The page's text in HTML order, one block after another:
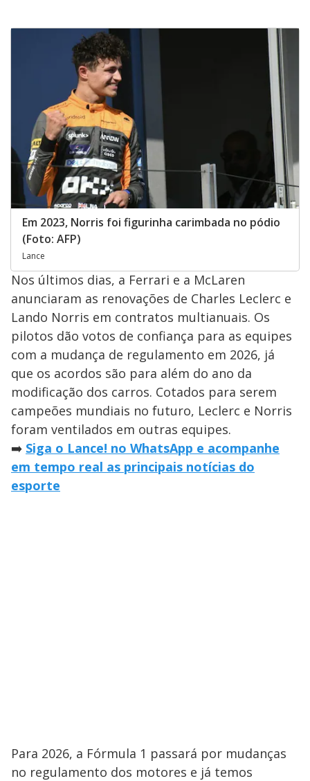
Em 2023, Norris foi figurinha carimbada no pódio
(Foto: AFP)
Lance
Nos últimos dias, a Ferrari e a McLaren
anunciaram as renovações de Charles Leclerc e
Lando Norris em contratos multianuais. Os
pilotos dão votos de confiança para as equipes
com a mudança de regulamento em 2026, já
que os acordos são para além do ano da
modificação dos carros. Cotados para serem
campeões mundiais no futuro, Leclerc e Norris
foram ventilados em outras equipes.
➡️ Siga o Lance! no WhatsApp e acompanhe
em tempo real as principais notícias do
esporte
Para 2026, a Fórmula 1 passará por mudanças
no regulamento dos motores e já temos